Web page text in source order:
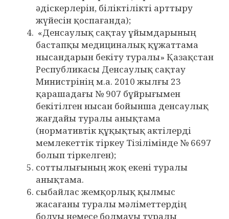
әдіскерлерін, біліктілікті арттыру
жүйесін қоспағанда);
«Денсаулық сақтау ұйымдарының
бастапқы медициналық құжаттама
нысандарын бекіту туралы» Қазақстан
Республикасы Денсаулық сақтау
Министрінің м.а. 2010 жылғы 23
қарашадағы № 907 бұйрығымен
бекітілген нысан бойынша денсаулық
жағдайы туралы анықтама
(нормативтік құқықтық актілерді
мемлекеттік тіркеу Тізілімінде № 6697
болып тіркелген);
соттылығының жоқ екені туралы
анықтама.
сыбайлас жемқорлық қылмыс
жасағаны туралы мәліметтердің
болуы немесе болмауы туралы